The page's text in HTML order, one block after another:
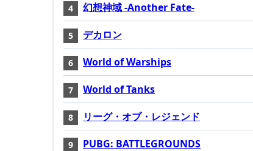
幻想神域 -Another Fate-
デカロン
World of Warships
World of Tanks
リーグ・オブ・レジェンド
PUBG: BATTLEGROUNDS